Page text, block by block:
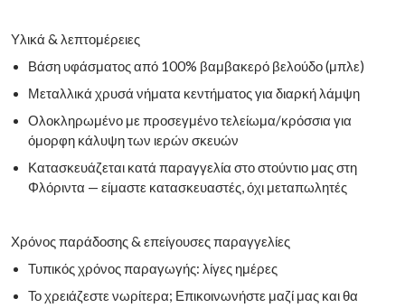
Υλικά & λεπτομέρειες
Βάση υφάσματος από 100% βαμβακερό βελούδο (μπλε)
Μεταλλικά χρυσά νήματα κεντήματος για διαρκή λάμψη
Ολοκληρωμένο με προσεγμένο τελείωμα/κρόσσια για
όμορφη κάλυψη των ιερών σκευών
Κατασκευάζεται κατά παραγγελία στο στούντιο μας στη
Φλόριντα — είμαστε κατασκευαστές, όχι μεταπωλητές
Χρόνος παράδοσης & επείγουσες παραγγελίες
Τυπικός χρόνος παραγωγής: λίγες ημέρες
Το χρειάζεστε νωρίτερα; Επικοινωνήστε μαζί μας και θα